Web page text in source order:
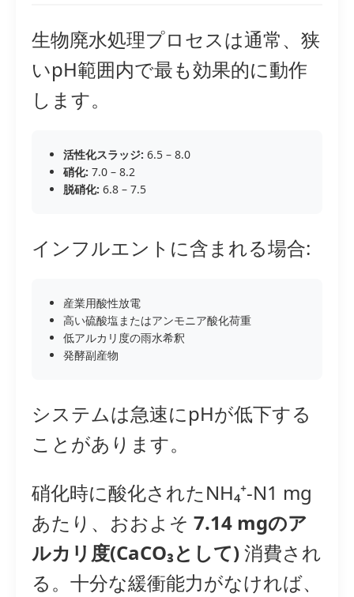
生物廃水処理プロセスは通常、狭
いpH範囲内で最も効果的に動作
します。
活性化スラッジ: 6.5 – 8.0
硝化: 7.0 – 8.2
脱硝化: 6.8 – 7.5
インフルエントに含まれる場合:
産業用酸性放電
高い硫酸塩またはアンモニア酸化荷重
低アルカリ度の雨水希釈
発酵副産物
システムは急速にpHが低下する
ことがあります。
硝化時に酸化されたNH₄⁺-N1 mg
あたり、おおよそ 7.14 mgのア
ルカリ度(CaCO₃として)消費され
る。十分な緩衝能力がなければ、